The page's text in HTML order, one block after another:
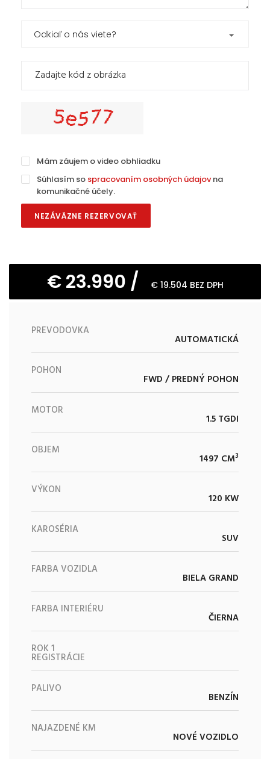
Odkiaľ o nás viete?
Mám záujem o video obhliadku
Súhlasím so spracovaním osobných údajovna
komunikačné účely.
NEZÁVÄZNE REZERVOVAŤ
€ 23.990 / € 19.504 BEZ DPH
PREVODOVKA
AUTOMATICKÁ
POHON
FWD / PREDNÝ POHON
MOTOR
1.5 TGDI
OBJEM
1497 CM3
VÝKON
120 KW
KAROSÉRIA
SUV
FARBA VOZIDLA
BIELA GRAND
FARBA INTERIÉRU
ČIERNA
ROK 1
REGISTRÁCIE
PALIVO
BENZÍN
NAJAZDENÉ KM
NOVÉ VOZIDLO